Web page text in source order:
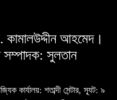
কামালউদ্দীন আহমেদ।
সম্পাদক: সুলতান
কার্যালয়: শতাব্দী সেন্টার, স্যূট: ৯